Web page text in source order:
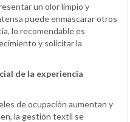
un olor limpio y
puede enmascarar otros
lo recomendable es
y solicitar la
de la experiencia
de ocupación aumentan y
la gestión textil se